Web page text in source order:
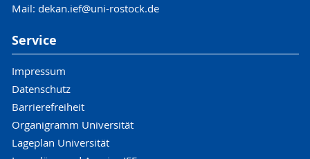
Mail: dekan.ief@uni-rostock.de
Service
Impressum
Datenschutz
Barrierefreiheit
Organigramm Universität
Lageplan Universität